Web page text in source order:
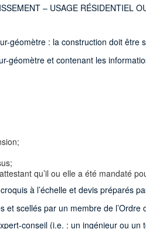
– USAGE RÉSIDENTIEL
géomètre : la construction doit
géomètre et contenant les
qu’il ou elle a été mandaté
à l’échelle et devis préparés
scellés par un membre de
conseil (i.e. : un ingénieur ou